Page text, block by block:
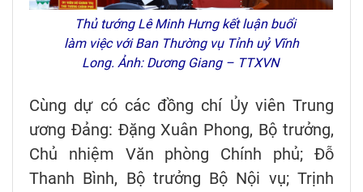
Thủ tướng Lê Minh Hưng kết luận buổi
làm việc với Ban Thường vụ Tỉnh uỷ Vĩnh
Long. Ảnh: Dương Giang – TTXVN
Cùng dự có các đồng chí Ủy viên Trung
ương Đảng: Đặng Xuân Phong, Bộ trưởng,
Chủ nhiệm Văn phòng Chính phủ; Đỗ
Thanh Bình, Bộ trưởng Bộ Nội vụ; Trịnh